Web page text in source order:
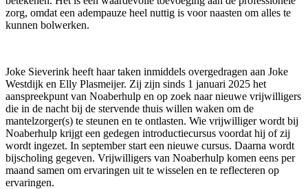
zorg, omdat een adempauze heel nuttig is voor naasten om alles te
kunnen bolwerken.
Joke Sieverink heeft haar taken inmiddels overgedragen aan Joke
Westdijk en Elly Plasmeijer. Zij zijn sinds 1 januari 2025 het
aanspreekpunt van Noaberhulp en op zoek naar nieuwe vrijwilligers
die in de nacht bij de stervende thuis willen waken om de
mantelzorger(s) te steunen en te ontlasten. Wie vrijwilliger wordt bij
Noaberhulp krijgt een gedegen introductiecursus voordat hij of zij
wordt ingezet. In september start een nieuwe cursus. Daarna wordt
bijscholing gegeven. Vrijwilligers van Noaberhulp komen eens per
maand samen om ervaringen uit te wisselen en te reflecteren op
ervaringen.